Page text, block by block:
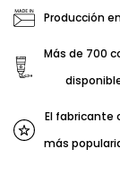
Producción
Más de 700
El fabricante
más